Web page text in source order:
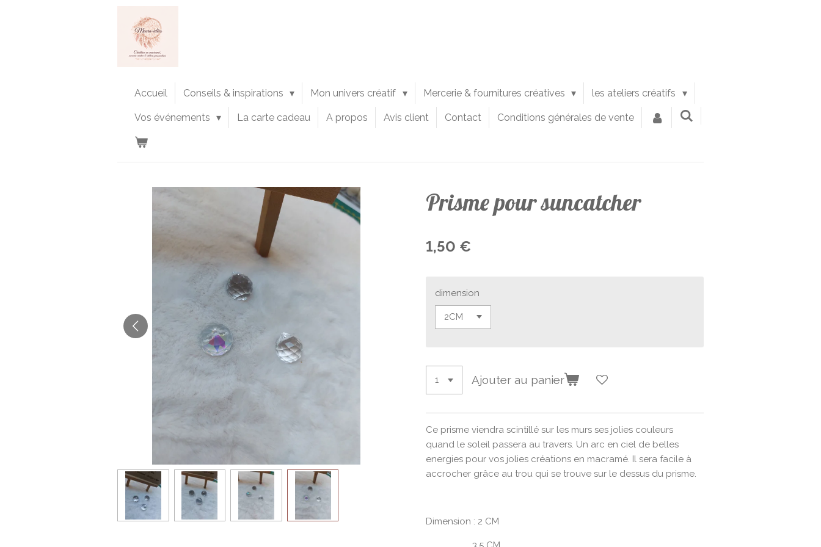
Accueil Conseils & inspirations Mon univers créatif Mercerie & fournitures créatives les ateliers créatifs
Vos événements La carte cadeau A propos Avis client Contact Conditions générales de vente
Prisme pour suncatcher
1,50 €
dimension
Ajouter au panier
Ce prisme viendra scintillé sur les murs ses jolies couleurs
quand le soleil passera au travers. Un arc en ciel de belles
energies pour vos jolies créations en macramé. Il sera facile à
accrocher grâce au trou qui se trouve sur le dessus du prisme.
Dimension : 2 CM